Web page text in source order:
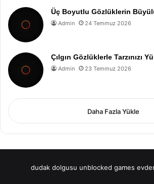
Üç Boyutlu Gözlüklerin
Admin 24 Temmuz 2026
Çılgın Gözlüklerle Tarzınızı
Admin 23 Temmuz 2026
Daha Fazla Yükle
dudak dolgusu unblocked games